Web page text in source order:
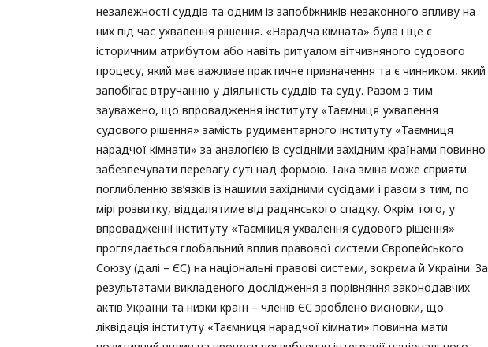
незалежності суддів та одним із запобіжників незаконного впливу на
них під час ухвалення рішення. «Нарадча кімната» була і ще є
історичним атрибутом або навіть ритуалом вітчизняного судового
процесу, який має важливе практичне призначення та є чинником, який
запобігає втручанню у діяльність суддів та суду. Разом з тим
зауважено, що впровадження інституту «Таємниця ухвалення
судового рішення» замість рудиментарного інституту «Таємниця
нарадчої кімнати» за аналогією із сусідніми західним країнами повинно
забезпечувати перевагу суті над формою. Така зміна може сприяти
поглибленню зв’язків із нашими західними сусідами і разом з тим, по
мірі розвитку, віддалятиме від радянського спадку. Окрім того, у
впровадженні інституту «Таємниця ухвалення судового рішення»
проглядається глобальний вплив правової системи Європейського
Союзу (далі – ЄС) на національні правові системи, зокрема й України. За
результатами викладеного дослідження з порівняння законодавчих
актів України та низки країн – членів ЄС зроблено висновки, що
ліквідація інституту «Таємниця нарадчої кімнати» повинна мати